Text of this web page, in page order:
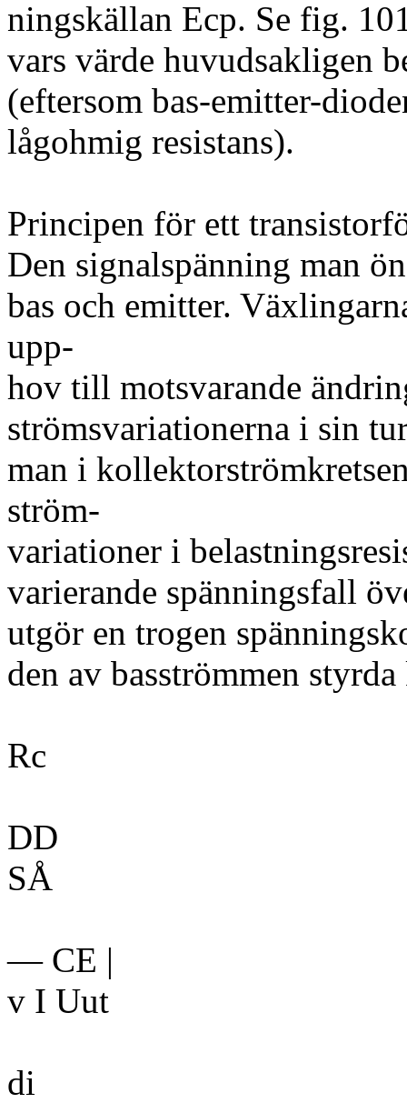
ningskällan Ecp. Se fig.
vars värde huvudsakligen
(eftersom bas-emitter-
lågohmig resistans).
Principen för ett
Den signalspänning man
bas och emitter.
upp-
hov till motsvarande
strömsvariationerna i sin
man i
ström-
variationer i
varierande spänningsfall
utgör en trogen
den av basströmmen
Rc
DD
SÅ
— CE |
v I Uut
di